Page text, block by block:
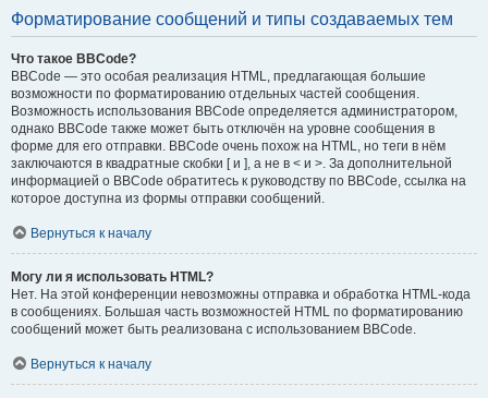
Форматирование сообщений и типы создаваемых тем
Что такое BBCode?
BBCode — это особая реализация HTML, предлагающая большие
возможности по форматированию отдельных частей сообщения.
Возможность использования BBCode определяется администратором,
однако BBCode также может быть отключён на уровне сообщения в
форме для его отправки. BBCode очень похож на HTML, но теги в нём
заключаются в квадратные скобки [ и ], а не в < и >. За дополнительной
информацией о BBCode обратитесь к руководству по BBCode, ссылка на
которое доступна из формы отправки сообщений.
Вернуться к началу
Могу ли я использовать HTML?
Нет. На этой конференции невозможны отправка и обработка HTML-кода
в сообщениях. Большая часть возможностей HTML по форматированию
сообщений может быть реализована с использованием BBCode.
Вернуться к началу